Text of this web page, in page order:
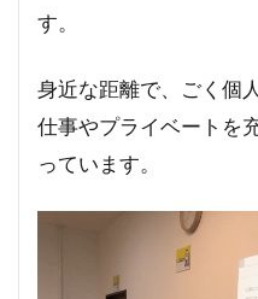
す。
身近な距離で、ごく個
仕事やプライベートを
っています。